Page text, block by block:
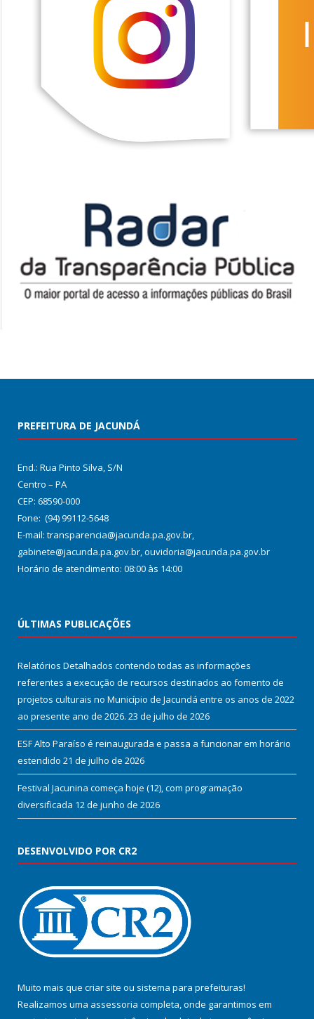
PREFEITURA DE JACUNDÁ
End.: Rua Pinto Silva, S/N
Centro – PA
CEP: 68590-000
Fone: (94) 99112-5648
E-mail: transparencia@jacunda.pa.gov.br,
gabinete@jacunda.pa.gov.br, ouvidoria@jacunda.pa.gov.br
Horário de atendimento: 08:00 às 14:00
ÚLTIMAS PUBLICAÇÕES
Relatórios Detalhados contendo todas as informações
referentes a execução de recursos destinados ao fomento de
projetos culturais no Município de Jacundá entre os anos de 2022
ao presente ano de 2026. 23 de julho de 2026
ESF Alto Paraíso é reinaugurada e passa a funcionar em horário
estendido 21 de julho de 2026
Festival Jacunina começa hoje (12), com programação
diversificada 12 de junho de 2026
DESENVOLVIDO POR CR2
Muito mais que criar site ou sistema para prefeituras!
Realizamos uma assessoria completa, onde garantimos em